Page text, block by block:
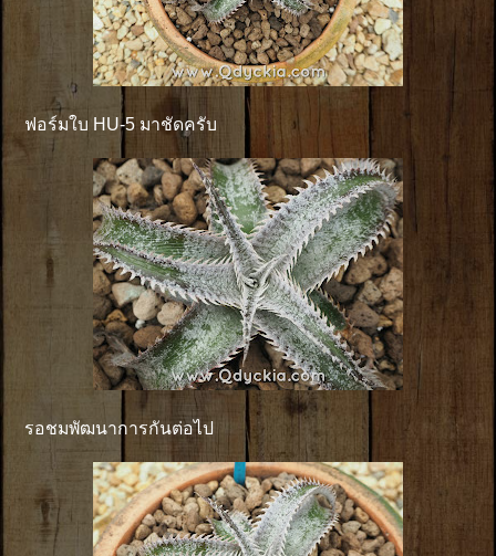
ฟอร์มใบ HU-5 มาชัดครับ
รอชมพัฒนาการกันต่อไป